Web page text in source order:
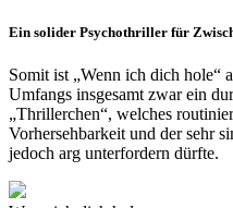
Ein solider Psychothriller für
Somit ist „Wenn ich dich hole“
Umfangs insgesamt zwar ein
„Thrillerchen“, welches
Vorhersehbarkeit und der sehr
jedoch arg unterfordern dürfte.